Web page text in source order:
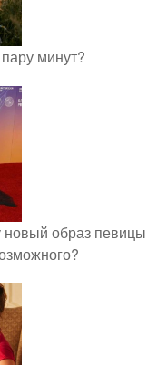
минут?
образ певицы